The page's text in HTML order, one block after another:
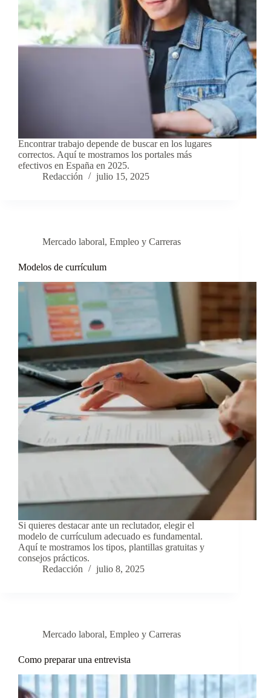
Encontrar trabajo depende de buscar en los lugares
correctos. Aquí te mostramos los portales más
efectivos en España en 2025.
Redacción
julio 15, 2025
Mercado laboral, Empleo y Carreras
Modelos de currículum
Si quieres destacar ante un reclutador, elegir el
modelo de currículum adecuado es fundamental.
Aquí te mostramos los tipos, plantillas gratuitas y
consejos prácticos.
Redacción
julio 8, 2025
Mercado laboral, Empleo y Carreras
Como preparar una entrevista